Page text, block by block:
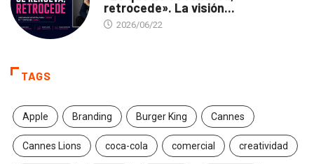
retrocede». La visión...
2026/06/22
TAGS
Apple Branding Burger King Cannes
Cannes Lions coca-cola comercial creatividad